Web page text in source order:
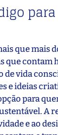
que mais
que contam
vida
e ideias
para
A
e ao